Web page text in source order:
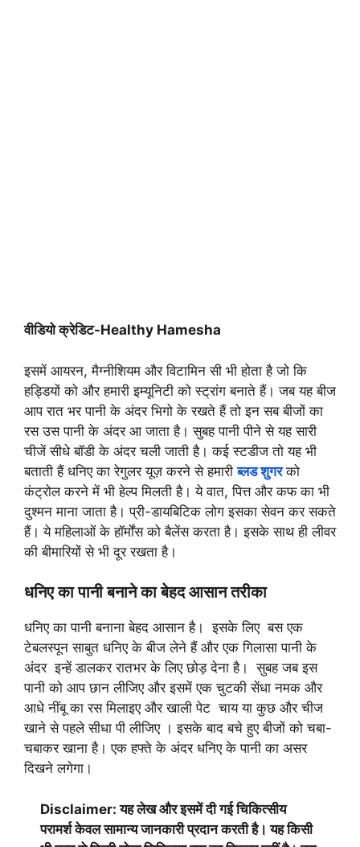
वीडियो क्रेडिट-Healthy Hamesha
इसमें आयरन, मैग्नीशियम और विटामिन सी भी होता है जो कि
हड्डियों को और हमारी इम्यूनिटी को स्ट्रांग बनाते हैं। जब यह बीज
आप रात भर पानी के अंदर भिगो के रखते हैं तो इन सब बीजों का
रस उस पानी के अंदर आ जाता है। सुबह पानी पीने से यह सारी
चीजें सीधे बॉडी के अंदर चली जाती है। कई स्टडीज तो यह भी
बताती हैं धनिए का रेगुलर यूज़ करने से हमारीब्लड शुगर को
कंट्रोल करने में भी हेल्प मिलती है। ये वात, पित्त और कफ का भी
दुश्मन माना जाता है। प्री-डायबिटिक लोग इसका सेवन कर सकते
हैं। ये महिलाओं के हॉर्मोंस को बैलेंस करता है। इसके साथ ही लीवर
की बीमारियों से भी दूर रखता है।
धनिए का पानी बनाने का बेहद आसान तरीका
धनिए का पानी बनाना बेहद आसान है। इसके लिए बस एक
टेबलस्पून साबुत धनिए के बीज लेने हैं और एक गिलासा पानी के
अंदर इन्हें डालकर रातभर के लिए छोड़ देना है। सुबह जब इस
पानी को आप छान लीजिए और इसमें एक चुटकी सेंधा नमक और
आधे नींबू का रस मिलाइए और खाली पेट चाय या कुछ और चीज
खाने से पहले सीधा पी लीजिए । इसके बाद बचे हुए बीजों को चबा-
चबाकर खाना है। एक हफ्ते के अंदर धनिए के पानी का असर
दिखने लगेगा।
Disclaimer: यह लेख और इसमें दी गई चिकित्सीय
परामर्श केवल सामान्य जानकारी प्रदान करती है। यह किसी